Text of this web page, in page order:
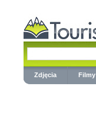
Zdjęcia Filmy